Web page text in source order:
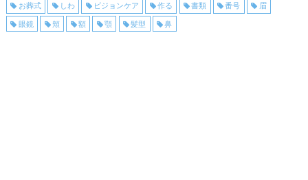
お葬式 しわ ビジョンケア 作る 書類 番号 眉
眼鏡 頬 額 顎 髪型 鼻